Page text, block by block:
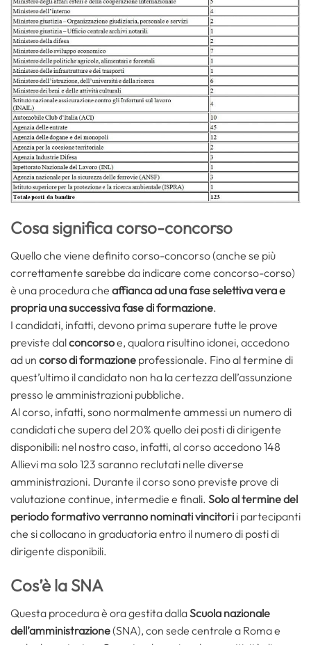
Cosa significa corso-concorso
Quello che viene definito corso-concorso (anche se più
correttamente sarebbe da indicare come concorso-corso)
è una procedura che affianca ad una fase selettiva vera e
propria una successiva fase di formazione.
I candidati, infatti, devono prima superare tutte le prove
previste dalconcorsoe, qualora risultino idonei, accedono
ad un corso di formazione professionale. Fino al termine di
quest’ultimo il candidato non ha la certezza dell’assunzione
presso le amministrazioni pubbliche.
Al corso, infatti, sono normalmente ammessi un numero di
candidati che supera del 20% quello dei posti di dirigente
disponibili: nel nostro caso, infatti, al corso accedono 148
Allievi ma solo 123 saranno reclutati nelle diverse
amministrazioni. Durante il corso sono previste prove di
valutazione continue, intermedie e finali. Solo al termine del
periodo formativo verranno nominati vincitori i partecipanti
che si collocano in graduatoria entro il numero di posti di
dirigente disponibili.
Cos’è la SNA
Questa procedura è ora gestita dallaScuola nazionale
dell’amministrazione(SNA), con sede centrale a Roma e